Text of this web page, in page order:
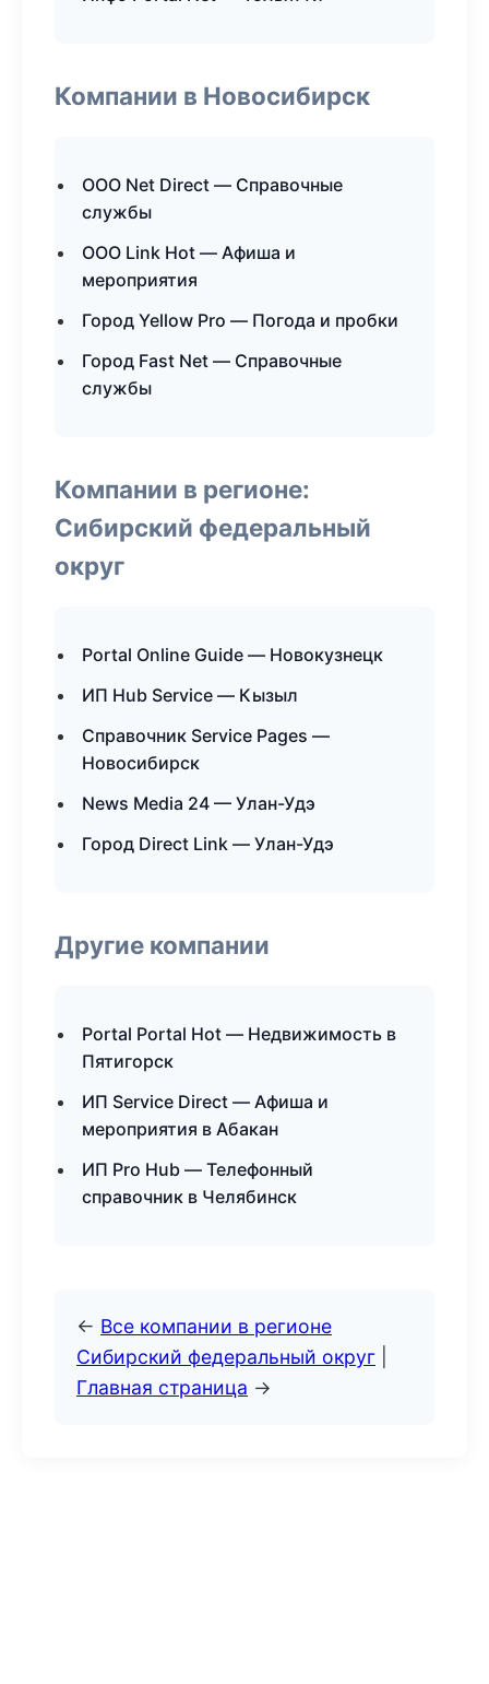
Компании в Новосибирск
ООО Net Direct — Справочные
службы
ООО Link Hot — Афиша и
мероприятия
Город Yellow Pro — Погода и пробки
Город Fast Net — Справочные
службы
Компании в регионе:
Сибирский федеральный
округ
Portal Online Guide — Новокузнецк
ИП Hub Service — Кызыл
Справочник Service Pages —
Новосибирск
News Media 24 — Улан-Удэ
Город Direct Link — Улан-Удэ
Другие компании
Portal Portal Hot — Недвижимость в
Пятигорск
ИП Service Direct — Афиша и
мероприятия в Абакан
ИП Pro Hub — Телефонный
справочник в Челябинск
← Все компании в регионе
Сибирский федеральный округ
Главная страница →